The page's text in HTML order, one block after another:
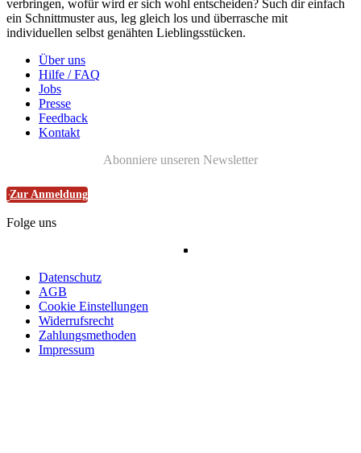
verbringen, wofür wird er sich wohl entscheiden? Such dir einfach
ein Schnittmuster aus, leg gleich los und überrasche mit
individuellen selbst genähten Lieblingsstücken.
Über uns
Hilfe / FAQ
Jobs
Presse
Feedback
Kontakt
Abonniere unseren Newsletter
Zur Anmeldung
Folge uns
Datenschutz
AGB
Cookie Einstellungen
Widerrufsrecht
Zahlungsmethoden
Impressum